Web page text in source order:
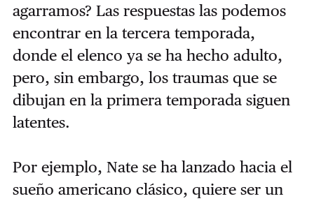
agarramos? Las respuestas las podemos
encontrar en la tercera temporada,
donde el elenco ya se ha hecho adulto,
pero, sin embargo, los traumas que se
dibujan en la primera temporada siguen
latentes.
Por ejemplo, Nate se ha lanzado hacia el
sueño americano clásico, quiere ser un